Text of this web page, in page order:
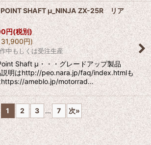
POINT SHAFT μ_NINJA ZX-25R リア
円(税別)
31,900円)
中もしくは受注生産
Shaft μ・・・グレードアップ製品
説明はhttp://peo.nara.jp/faq/index.htmlも
https://ameblo.jp/motorrad…
1 2 3 ... 7 次»